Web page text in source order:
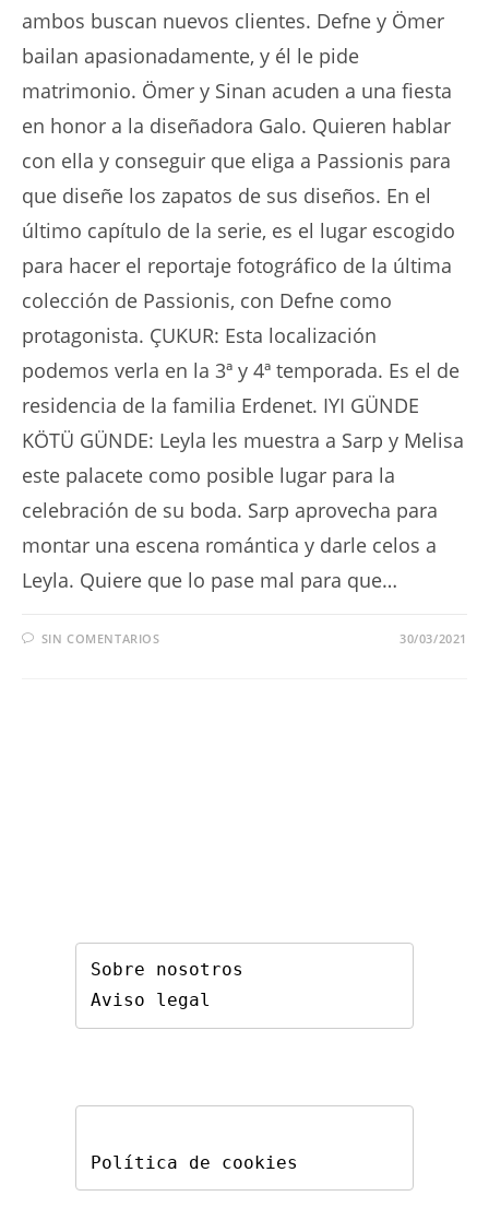
ambos buscan nuevos clientes. Defne y Ömer
bailan apasionadamente, y él le pide
matrimonio. Ömer y Sinan acuden a una fiesta
en honor a la diseñadora Galo. Quieren hablar
con ella y conseguir que eliga a Passionis para
que diseñe los zapatos de sus diseños. En el
último capítulo de la serie, es el lugar escogido
para hacer el reportaje fotográfico de la última
colección de Passionis, con Defne como
protagonista. ÇUKUR: Esta localización
podemos verla en la 3ª y 4ª temporada. Es el de
residencia de la familia Erdenet. IYI GÜNDE
KÖTÜ GÜNDE: Leyla les muestra a Sarp y Melisa
este palacete como posible lugar para la
celebración de su boda. Sarp aprovecha para
montar una escena romántica y darle celos a
Leyla. Quiere que lo pase mal para que…
SIN COMENTARIOS 30/03/2021
Sobre nosotros
Aviso legal
Política de cookies